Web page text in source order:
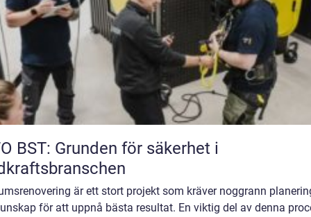
BST: Grunden för säkerhet i
är ett stort projekt som kräver noggrann
för att uppnå bästa resultat. En viktig del av denna